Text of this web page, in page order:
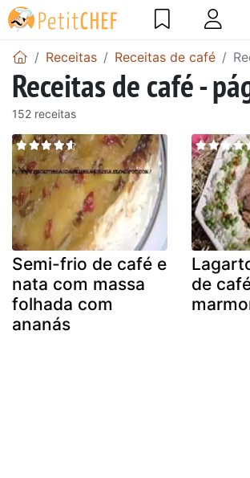
Receitas Receitas de café
Receitas de café -
152 receitas
Semi-frio de café e
nata com massa
folhada com
ananás
de